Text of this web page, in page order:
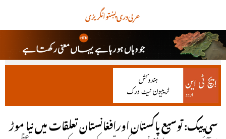
انگریزیپښتودریعربی
سی پیک: توسیع پاکستان اورافغانستان تعلقات میں نیا موڑ